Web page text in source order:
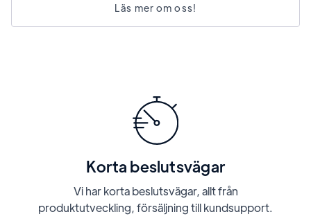
Läs mer om oss!
Korta beslutsvägar
Vi har korta beslutsvägar, allt från
produktutveckling, försäljning till kundsupport.